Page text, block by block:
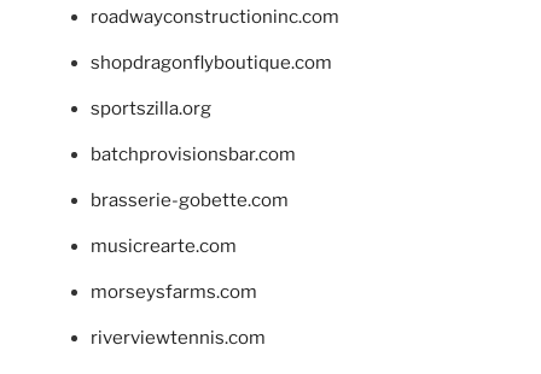
roadwayconstructioninc.com
shopdragonflyboutique.com
sportszilla.org
batchprovisionsbar.com
brasserie-gobette.com
musicrearte.com
morseysfarms.com
riverviewtennis.com